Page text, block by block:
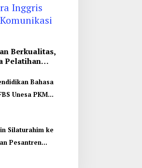
Bahasa
Kenalkan
Berkualitas,
Pelatihan
Bahasa
Unesa PKM
Silaturahim ke
Pesantren